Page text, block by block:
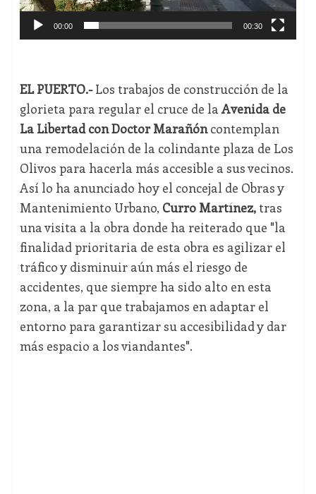
00:00 00:30
EL PUERTO.-Los trabajos de construcción de la
glorieta para regular el cruce de la Avenida de
La Libertad con Doctor Marañóncontemplan
una remodelación de la colindante plaza de Los
Olivos para hacerla más accesible a sus vecinos.
Así lo ha anunciado hoy el concejal de Obras y
Mantenimiento Urbano, Curro Martínez,tras
una visita a la obra donde ha reiterado que "la
finalidad prioritaria de esta obra es agilizar el
tráfico y disminuir aún más el riesgo de
accidentes, que siempre ha sido alto en esta
zona, a la par que trabajamos en adaptar el
entorno para garantizar su accesibilidad y dar
más espacio a los viandantes".